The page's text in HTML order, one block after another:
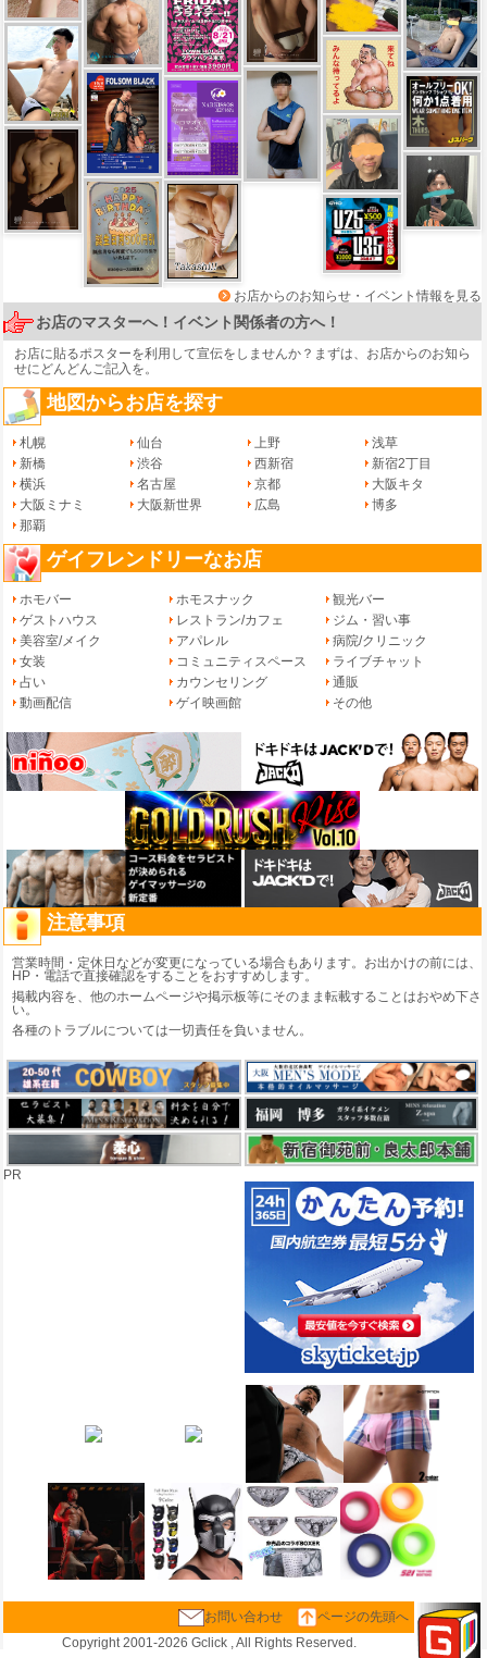
お店からのお知らせ・イベント情報を見る
お店のマスターへ！イベント関係者の方へ！
お店に貼るポスターを利用して宣伝をしませんか？まずは、 お店からのお知ら
せにどんどんご記入を。
地図からお店を探す
札幌 仙台 上野
浅草
新橋
渋谷 西新宿
新宿2丁目
横浜
名古屋 京都
大阪キタ
大阪ミナミ
大阪新世界 広島
博多
那覇
ゲイフレンドリーなお店
ホモバー ホモスナック
観光バー
ゲストハウス
レストラン/カフェ
ジム・習い事
美容室/メイク
アパレル
病院/クリニック
女装
コミュニティスペース
ライブチャット
占い
カウンセリング
通販
動画配信
ゲイ映画館 その他
注意事項
営業時間・定休日などが変更になっている場合もあります。お出かけの前には、
HP・電話で直接確認をすることをおすすめします。
掲載内容を、他のホームページや掲示板等にそのまま転載することはおやめ下さ
い。
各種のトラブルについては一切責任を負いません。
PR
お問い合わせ
ページの先頭へ
Copyright 2001-2026 Gclick , All Rights Reserved.